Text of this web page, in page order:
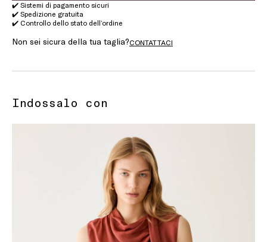
✔️ Sistemi di pagamento sicuri
✔️ Spedizione gratuita
✔️ Controllo dello stato dell’ordine
Non sei sicura della tua taglia?CONTATTACI
Indossalo con